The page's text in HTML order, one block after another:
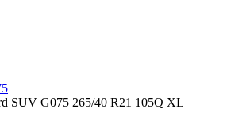
SUV G075 265/40 R21 105Q XL